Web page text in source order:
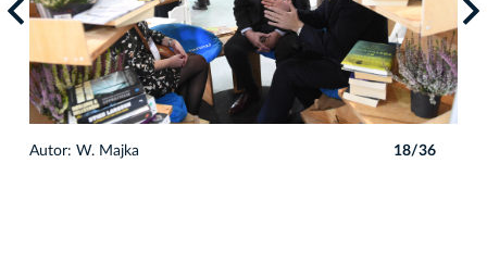
Autor: W. Majka 18/36